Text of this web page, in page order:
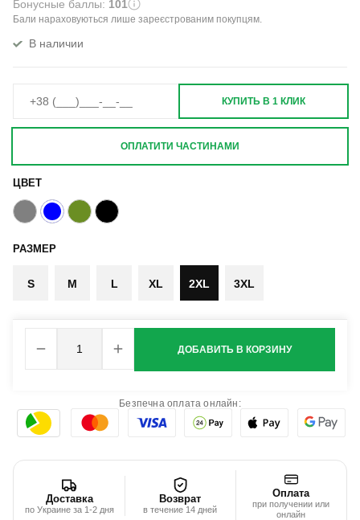
Бонусные баллы: 101
Бали нараховуються лише зареєстрованим покупцям.
В наличии
ЦВЕТ
РАЗМЕР
S M L XL 2XL 3XL
ДОБАВИТЬ В КОРЗИНУ
КУПИТЬ В 1 КЛИК
ОПЛАТИТИ ЧАСТИНАМИ
Безпечна оплата онлайн:
Доставка
по Украине за 1-2 дня
Возврат
в течение 14 дней
Оплата
при получении или
онлайн